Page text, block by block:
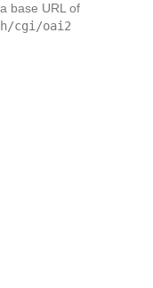
base URL of
cgi/oai2